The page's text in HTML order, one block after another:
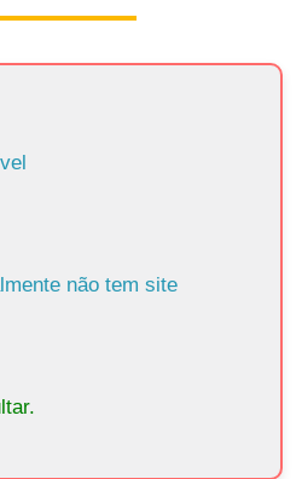
não tem site